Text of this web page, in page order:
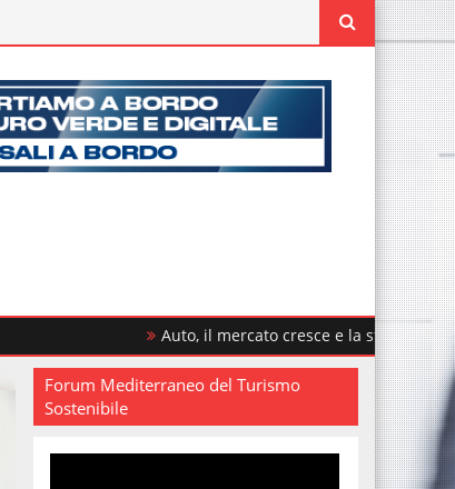
Auto, il mercato cresce e la sfida è rinnovare il
Forum Mediterraneo del Turismo
Sostenibile